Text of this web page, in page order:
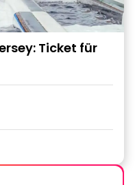
Ticket für